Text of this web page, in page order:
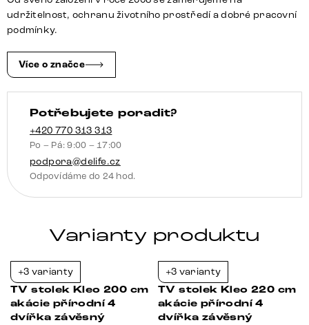
4
ve
tvaru
V
nerezová
ocel
množství
udržitelnost, ochranu životního prostředí a dobré pracovní
podmínky.
Více o značce
Potřebujete poradit?
+420 770 313 313
Po – Pá: 9:00 – 17:00
podpora@delife.cz
Odpovídáme do 24 hod.
Varianty produktu
+3 varianty
TV stolek Kleo 200 cm
akácie přírodní 4
dvířka závěsný
+3 varianty
TV stolek Kleo 220 cm
akácie přírodní 4
dvířka závěsný